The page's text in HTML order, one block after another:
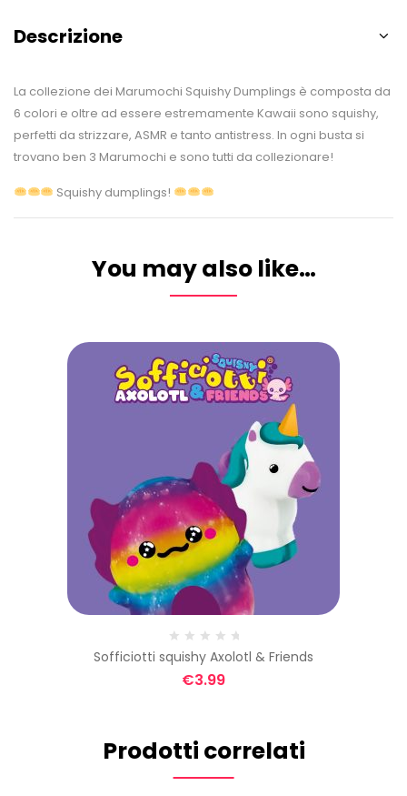
Descrizione
La collezione dei Marumochi Squishy Dumplings è composta da
6 colori e oltre ad essere estremamente Kawaii sono squishy,
perfetti da strizzare, ASMR e tanto antistress. In ogni busta si
trovano ben 3 Marumochi e sono tutti da collezionare!
Squishy dumplings!
You may also like…
Sofficiotti squishy Axolotl & Friends
€3.99
Prodotti correlati